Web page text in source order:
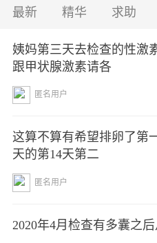
子宫后位 子宫内
输卵管积水 输卵
输卵管粘连 输卵
卵巢早衰 卵巢
最新 精华 求助
姨妈第三天去检查的性激
跟甲状腺激素请各
匿名用户
这算不算有希望排卵了第
天的第14天第二
匿名用户
2020年4月检查有多囊之